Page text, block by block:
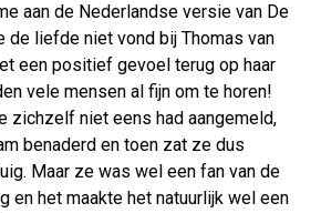
aan de Nederlandse versie van De
de liefde niet vond bij Thomas van
een positief gevoel terug op haar
vele mensen al fijn om te horen!
zichzelf niet eens had aangemeld,
benaderd en toen zat ze dus
Maar ze was wel een fan van de
en het maakte het natuurlijk wel een